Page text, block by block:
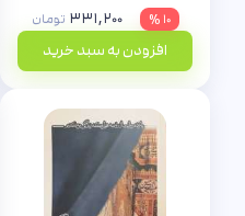
۱۰ %
۳۳۱,۲۰۰ تومان
افزودن به سبد خرید